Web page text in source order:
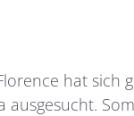
hat sich